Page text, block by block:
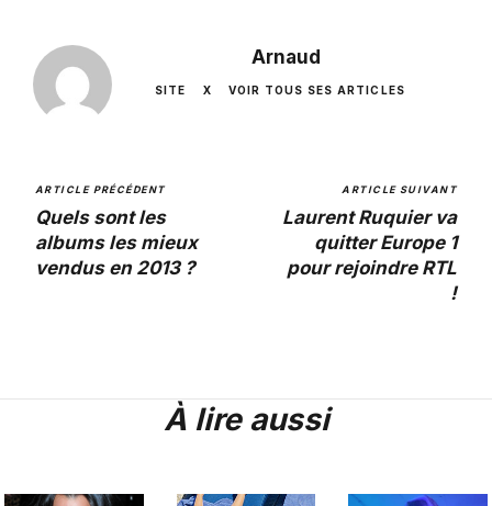
Arnaud
SITE X VOIR TOUS SES ARTICLES
ARTICLE PRÉCÉDENT
Quels sont les
albums les mieux
vendus en 2013 ?
ARTICLE SUIVANT
Laurent Ruquier va
quitter Europe 1
pour rejoindre RTL
!
À lire aussi